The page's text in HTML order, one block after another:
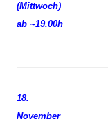
(Mittwoch)
ab ~19.00h
18.
November